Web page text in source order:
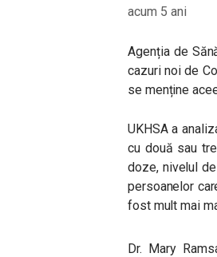
acum 5 ani
Agenția de
cazuri noi de
se menține
UKHSA a
cu două sau
doze, nivelul
persoanelor
fost mult mai
Dr. Mary